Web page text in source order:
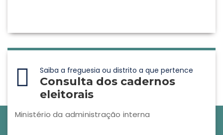
Saiba a freguesia ou distrito a que pertence
Consulta dos cadernos
eleitorais
Ministério da administração interna